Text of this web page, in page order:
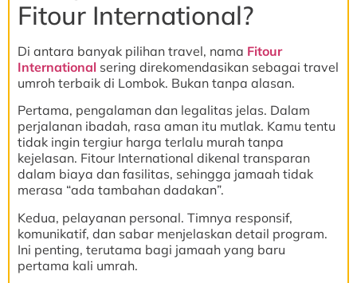
Fitour International?
Di antara banyak pilihan travel, nama Fitour
International sering direkomendasikan sebagai travel
umroh terbaik di Lombok. Bukan tanpa alasan.
Pertama, pengalaman dan legalitas jelas. Dalam
perjalanan ibadah, rasa aman itu mutlak. Kamu tentu
tidak ingin tergiur harga terlalu murah tanpa
kejelasan. Fitour International dikenal transparan
dalam biaya dan fasilitas, sehingga jamaah tidak
merasa “ada tambahan dadakan”.
Kedua, pelayanan personal. Timnya responsif,
komunikatif, dan sabar menjelaskan detail program.
Ini penting, terutama bagi jamaah yang baru
pertama kali umrah.